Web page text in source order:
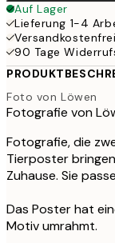
Auf Lager
Lieferung 1-4
90 Tage
Foto von Löwen
Fotografie von
Fotografie, die
Tierposter
Zuhause. Sie
Das Poster hat
Motiv umrahmt.